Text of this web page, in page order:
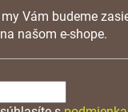
Vám budeme
našom e-shope.